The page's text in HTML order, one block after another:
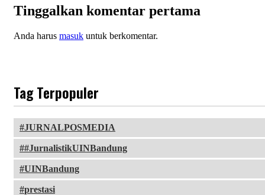
Tinggalkan komentar pertama
Anda harus masuk untuk berkomentar.
Tag Terpopuler
JURNALPOSMEDIA
#JurnalistikUINBandung
UINBandung
prestasi